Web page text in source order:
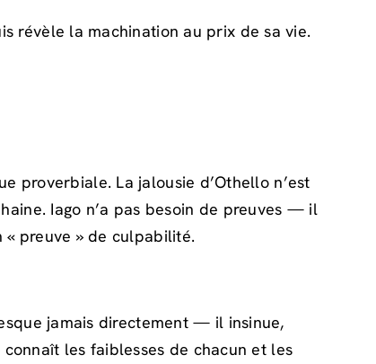
révèle la machination au prix de sa vie.
proverbiale. La jalousie d’Othello n’est
Iago n’a pas besoin de preuves — il
preuve » de culpabilité.
jamais directement — il insinue,
les faiblesses de chacun et les